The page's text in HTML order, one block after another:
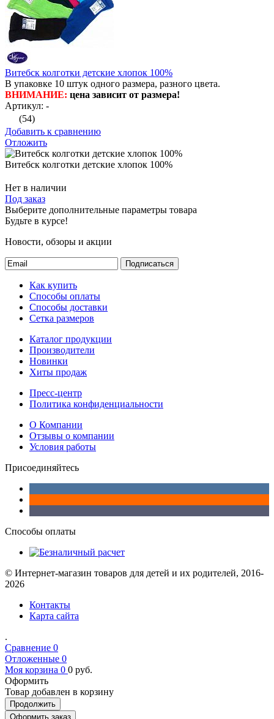
Витебск колготки детские хлопок 100%
В упаковке 10 штук одного размера, разного цвета.
ВНИМАНИЕ: цена зависит от размера!
Артикул: -
(54)
Добавить к сравнению
Отложить
Витебск колготки детские хлопок 100%
Нет в наличии
Под заказ
Выберите дополнительные параметры товара
Будьте в курсе!
Новости, обзоры и акции
Подписаться
Как купить
Способы оплаты
Способы доставки
Сетка размеров
Каталог продукции
Производители
Новинки
Хиты продаж
Пресс-центр
Политика конфиденциальности
О Компании
Отзывы о компании
Условия работы
Присоединяйтесь
Способы оплаты
© Интернет-магазин товаров для детей и их родителей, 2016-
2026
Контакты
Карта сайта
.
Сравнение 0
Отложенные 0
Моя корзина 0 0 руб.
Оформить
Товар добавлен в корзину
Продолжить
Оформить заказ